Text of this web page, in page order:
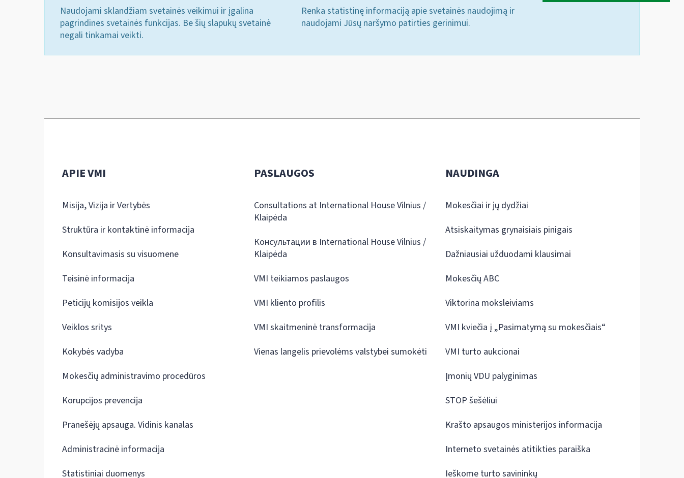
Naudojami sklandžiam svetainės veikimui ir įgalina
pagrindines svetainės funkcijas. Be šių slapukų svetainė
negali tinkamai veikti.
Renka statistinę informaciją apie svetainės naudojimą ir
naudojami Jūsų naršymo patirties gerinimui.
APIE VMI
Misija, Vizija ir Vertybės
Struktūra ir kontaktinė informacija
Konsultavimasis su visuomene
Teisinė informacija
Peticijų komisijos veikla
Veiklos sritys
Kokybės vadyba
Mokesčių administravimo procedūros
Korupcijos prevencija
Pranešėjų apsauga. Vidinis kanalas
Administracinė informacija
Statistiniai duomenys
PASLAUGOS
Consultations at International House Vilnius /
Klaipėda
Консультации в International House Vilnius /
Klaipėda
VMI teikiamos paslaugos
VMI kliento profilis
VMI skaitmeninė transformacija
Vienas langelis prievolėms valstybei sumokėti
NAUDINGA
Mokesčiai ir jų dydžiai
Atsiskaitymas grynaisiais pinigais
Dažniausiai užduodami klausimai
Mokesčių ABC
Viktorina moksleiviams
VMI kviečia į „Pasimatymą su mokesčiais“
VMI turto aukcionai
Įmonių VDU palyginimas
STOP šešėliui
Krašto apsaugos ministerijos informacija
Interneto svetainės atitikties paraiška
Ieškome turto savininkų